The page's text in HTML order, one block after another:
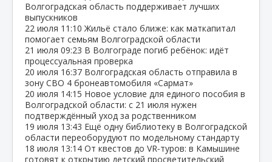
Волгоградская область поддерживает лучших
выпускников
22 июля 11:10 Жильё стало ближе: как маткапитал
помогает семьям Волгоградской области
21 июля 09:23 В Волгограде погиб ребёнок: идёт
процессуальная проверка
20 июля 16:37 Волгоградская область отправила в
зону СВО 4 бронеавтомобиля «Сармат»
20 июля 14:15 Новое условие для единого пособия в
Волгоградской области: с 21 июля нужен
подтверждённый уход за родственником
19 июля 13:43 Ещё одну библиотеку в Волгоградской
области переоборудуют по модельному стандарту
18 июля 13:14 От квестов до VR‑туров: в Камышине
готовят к открытию детский просветительский